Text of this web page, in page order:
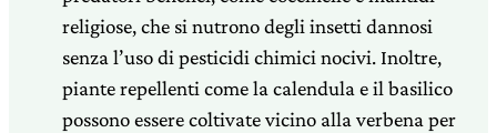
religiose, che si nutrono degli insetti dannosi
senza l’uso di pesticidi chimici nocivi. Inoltre,
piante repellenti come la calendula e il basilico
possono essere coltivate vicino alla verbena per